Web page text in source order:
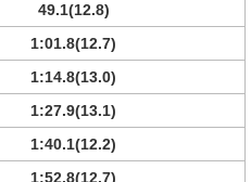
49.1(12.8)
1:01.8(12.7)
1:14.8(13.0)
1:27.9(13.1)
1:40.1(12.2)
1:52.8(12.7)